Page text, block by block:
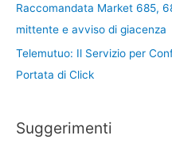
Raccomandata Market 685,
mittente e avviso di giacenza
Telemutuo: Il Servizio per
Portata di Click
Suggerimenti